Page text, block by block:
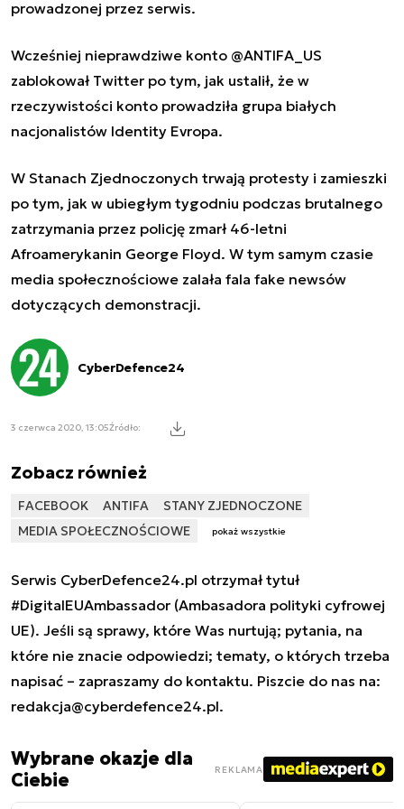
prowadzonej przez serwis.
Wcześniej nieprawdziwe konto @ANTIFA_US
zablokował Twitter po tym, jak ustalił, że w
rzeczywistości konto prowadziła grupa białych
nacjonalistów Identity Evropa.
W Stanach Zjednoczonych trwają protesty i zamieszki
po tym, jak w ubiegłym tygodniu podczas brutalnego
zatrzymania przez policję zmarł 46-letni
Afroamerykanin George Floyd. W tym samym czasie
media społecznościowe zalała fala fake newsów
dotyczących demonstracji.
CyberDefence24
3 czerwca 2020, 13:05Źródło:
Zobacz również
FACEBOOK ANTIFA
STANY ZJEDNOCZONE
MEDIA SPOŁECZNOŚCIOWE
pokaż wszystkie
Serwis CyberDefence24.pl otrzymał tytuł
#DigitalEUAmbassador (Ambasadora polityki cyfrowej
UE). Jeśli są sprawy, które Was nurtują; pytania, na
które nie znacie odpowiedzi; tematy, o których trzeba
napisać – zapraszamy do kontaktu. Piszcie do nas na:
redakcja@cyberdefence24.pl.
Wybrane okazje dla
Ciebie
REKLAMA